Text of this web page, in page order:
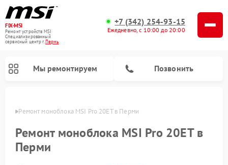
FIX-MSI
Ремонт устройств MSI
Специализированный
cервисный центр г.Пермь
+7 (342) 254-93-15
Ежедневно, с 10:00 до 20:00
Мы ремонтируем Позвонить
Ремонт моноблока MSI Pro 20ET в Перми
Ремонт моноблока MSI Pro 20ET в
Перми